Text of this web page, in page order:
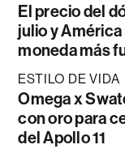
El precio del
julio y
moneda más
ESTILO DE VIDA
Omega x
con oro para
del Apollo 11